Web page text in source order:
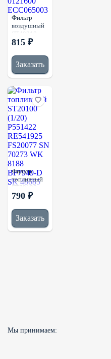
Фильтр
воздушный
ST40218
(1/27)
AH8925
308010-
0121600
815 ₽
Заказать
Фильтр
топливный
ST20100
(1/20)
RE541925
FS20077 SN
70273 WK
790 ₽
Заказать
Мы принимаем: